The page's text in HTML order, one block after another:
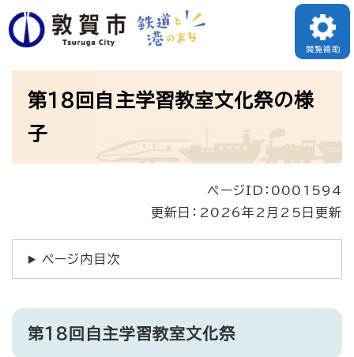
ペ
ー
で
閲覧補助
第18回自主学習教室文化祭の様
子
ページID：0001594
更新日：2026年2月25日更新
ページ内目次
第18回自主学習教室文化祭